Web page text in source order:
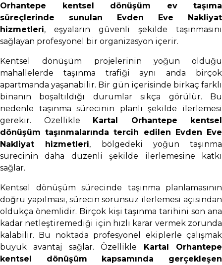
Orhantepe kentsel dönüşüm ev taşıma
süreçlerinde sunulan Evden Eve Nakliyat
hizmetleri, eşyaların güvenli şekilde taşınmasını
sağlayan profesyonel bir organizasyon içerir.
Kentsel dönüşüm projelerinin yoğun olduğu
mahallelerde taşınma trafiği aynı anda birçok
apartmanda yaşanabilir. Bir gün içerisinde birkaç farklı
binanın boşaltıldığı durumlar sıkça görülür. Bu
nedenle taşınma sürecinin planlı şekilde ilerlemesi
gerekir. Özellikle Kartal Orhantepe kentsel
dönüşüm taşınmalarında tercih edilen Evden Eve
Nakliyat hizmetleri, bölgedeki yoğun taşınma
sürecinin daha düzenli şekilde ilerlemesine katkı
sağlar.
Kentsel dönüşüm sürecinde taşınma planlamasının
doğru yapılması, sürecin sorunsuz ilerlemesi açısından
oldukça önemlidir. Birçok kişi taşınma tarihini son ana
kadar netleştiremediği için hızlı karar vermek zorunda
kalabilir. Bu noktada profesyonel ekiplerle çalışmak
büyük avantaj sağlar. Özellikle Kartal Orhantepe
kentsel dönüşüm kapsamında gerçekleşen